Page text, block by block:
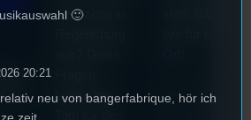
in
das
die Szene in
beleuchtet
🙂
20:21
neu von bangerfabrique, hör ich
zeit